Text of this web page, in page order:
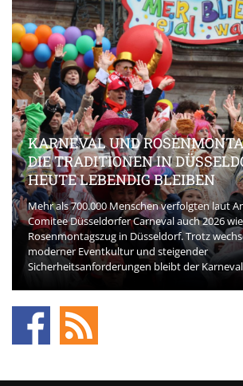
KARNEVAL UND
DIE TRADITIONEN IN
HEUTE LEBENDIG BLEIBEN
Mehr als 700.000 Menschen verfolgten laut
Comitee Düsseldorfer Carneval auch 2026
Rosenmontagszug in Düsseldorf. Trotz
moderner Eventkultur und steigender
Sicherheitsanforderungen bleibt der